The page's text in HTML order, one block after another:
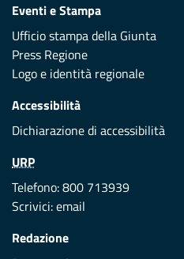
Eventi e Stampa
Ufficio stampa della Giunta
Press Regione
Logo e identità regionale
Accessibilità
Dichiarazione di accessibilità
URP
Telefono: 800 713939
Scrivici:email
Redazione